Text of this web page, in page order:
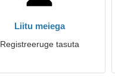
Liitu meiega
Registreeruge tasuta